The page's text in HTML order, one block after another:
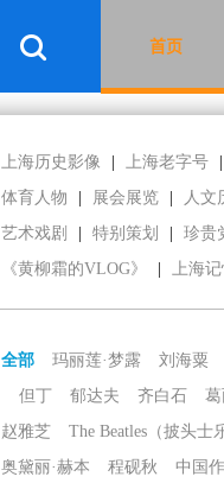
首页
上海历史影像 上海老字号
体育人物
展会展览
人文
艺术戏剧
特别策划
珍贵
《黄柳霜的VLOG》
上海
全部 玛丽莲·梦露
刘海粟
但丁
郁达夫 齐白石
葛
赵雅芝
The Beatles（披头士
奥黛丽·赫本
程砚秋
中国